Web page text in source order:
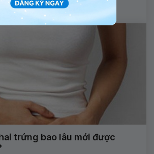
trứng bao lâu mới được